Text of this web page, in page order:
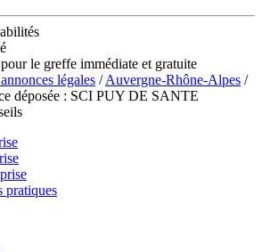
le greffe immédiate et gratuite
légales /Auvergne-Rhône-Alpes /
déposée : SCI PUY DE SANTE
pratiques